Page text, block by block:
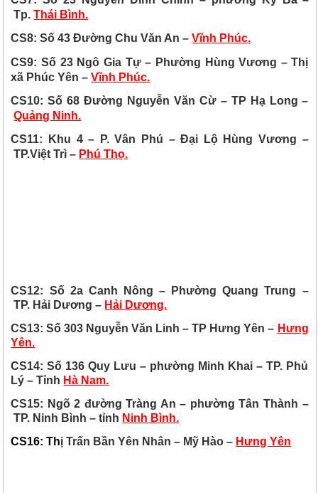
Tp.Thái Bình.
CS8: Số 43 Đường Chu Văn An –Vĩnh Phúc.
CS9: Số 23 Ngô Gia Tự – Phường Hùng Vương – Thị
xã Phúc Yên – Vĩnh Phúc.
CS10: Số 68 Đường Nguyễn Văn Cừ – TP Hạ Long –
Quảng Ninh.
CS11: Khu 4 – P. Vân Phú – Đại Lộ Hùng Vương –
TP.Việt Trì – Phú Thọ.
CS12: Số 2a Canh Nông – Phường Quang Trung –
TP. Hải Dương – Hải Dương.
CS13: Số 303 Nguyễn Văn Linh – TP Hưng Yên – Hưng
Yên.
CS14: Số 136 Quy Lưu – phường Minh Khai – TP. Phủ
Lý – Tỉnh Hà Nam.
CS15: Ngõ 2 đường Tràng An – phường Tân Thành –
TP. Ninh Bình – tỉnh Ninh Bình.
CS16: Thị Trấn Bần Yên Nhân – Mỹ Hào – Hưng Yên